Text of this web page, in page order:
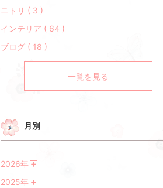
ニトリ ( 3 )
インテリア ( 64 )
ブログ ( 18 )
一覧を見る
月別
2026年
2025年